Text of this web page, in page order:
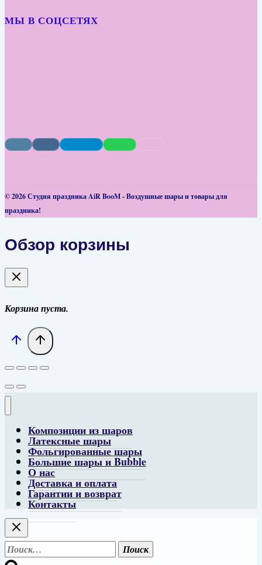
МЫ В СОЦСЕТЯХ
© 2026 Студия праздника AiR BooM - Воздушные шары и товары для
праздника!
Обзор корзины
Корзина пуста.
Композиции из шаров
Латексные шары
Фольгированные шары
Большие шары и Bubble
О нас
Доставка и оплата
Гарантии и возврат
Контакты
Найти: